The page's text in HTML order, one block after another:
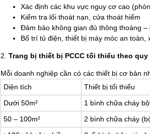
Xác định các khu vực nguy cơ cao
Kiểm tra lối thoát nạn, cửa thoát hiểm
Đảm bảo không gian đủ thông thoáng
Bố trí tủ điện, thiết bị máy móc an toàn,
2. Trang bị thiết bị PCCC tối thiểu theo quy
Mỗi doanh nghiệp cần có các thiết bị cơ bản
Diện tích
Thiết bị tối thiểu
Dưới 50m²
1 bình chữa cháy
50 – 100m²
2 bình chữa cháy